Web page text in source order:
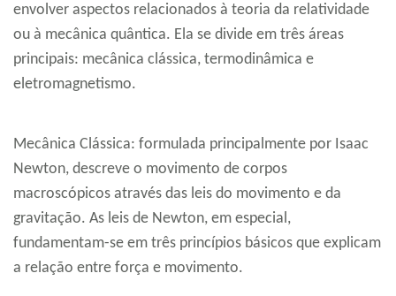
envolver aspectos relacionados à teoria da relatividade
ou à mecânica quântica. Ela se divide em três áreas
principais: mecânica clássica, termodinâmica e
eletromagnetismo.
Mecânica Clássica: formulada principalmente por Isaac
Newton, descreve o movimento de corpos
macroscópicos através das leis do movimento e da
gravitação. As leis de Newton, em especial,
fundamentam-se em três princípios básicos que explicam
a relação entre força e movimento.